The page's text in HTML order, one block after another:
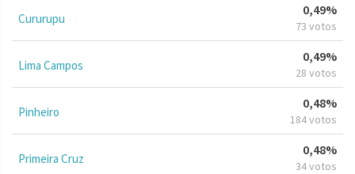
Cururupu
0,49%
73 votos
Lima Campos
0,49%
28 votos
Pinheiro
0,48%
184 votos
Primeira Cruz
0,48%
34 votos